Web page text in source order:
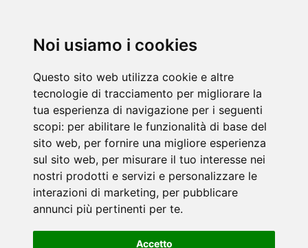
Noi usiamo i cookies
Questo sito web utilizza cookie e altre
tecnologie di tracciamento per migliorare la
tua esperienza di navigazione per i seguenti
scopi: per abilitare le funzionalità di base del
sito web, per fornire una migliore esperienza
sul sito web, per misurare il tuo interesse nei
nostri prodotti e servizi e personalizzare le
interazioni di marketing, per pubblicare
annunci più pertinenti per te.
Accetto